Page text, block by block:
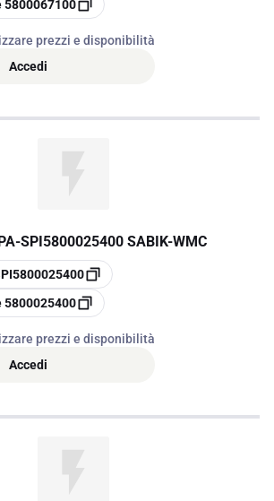
5800067100
prezzi e disponibilità
Accedi
-SPI5800025400 SABIK-WMC
5800025400
prezzi e disponibilità
Accedi